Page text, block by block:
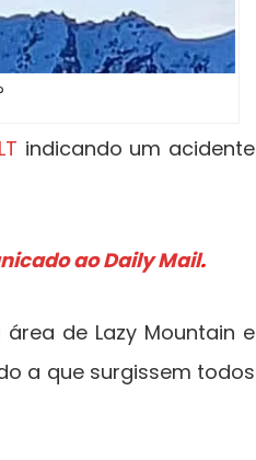
indicando um acidente
ao Daily Mail.
de Lazy Mountain e
a que surgissem todos